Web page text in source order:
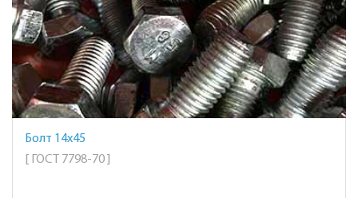
Болт 14х45
[ ГОСТ 7798-70 ]